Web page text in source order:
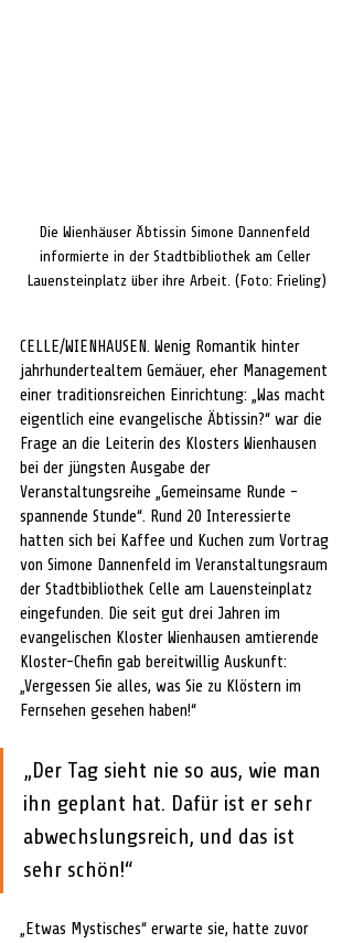
Die Wienhäuser Äbtissin Simone Dannenfeld
informierte in der Stadtbibliothek am Celler
Lauensteinplatz über ihre Arbeit. (Foto: Frieling)
CELLE/WIENHAUSEN. Wenig Romantik hinter
jahrhundertealtem Gemäuer, eher Management
einer traditionsreichen Einrichtung: „Was macht
eigentlich eine evangelische Äbtissin?“ war die
Frage an die Leiterin des Klosters Wienhausen
bei der jüngsten Ausgabe der
Veranstaltungsreihe „Gemeinsame Runde -
spannende Stunde“. Rund 20 Interessierte
hatten sich bei Kaffee und Kuchen zum Vortrag
von Simone Dannenfeld im Veranstaltungsraum
der Stadtbibliothek Celle am Lauensteinplatz
eingefunden. Die seit gut drei Jahren im
evangelischen Kloster Wienhausen amtierende
Kloster-Chefin gab bereitwillig Auskunft:
„Vergessen Sie alles, was Sie zu Klöstern im
Fernsehen gesehen haben!“
„Der Tag sieht nie so aus, wie man
ihn geplant hat. Dafür ist er sehr
abwechslungsreich, und das ist
sehr schön!“
„Etwas Mystisches“ erwarte sie, hatte zuvor